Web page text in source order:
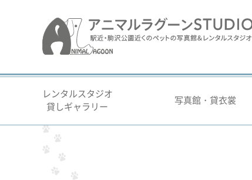
レンタルスタジオ
貸しギャラリー
写真館・貸衣裳